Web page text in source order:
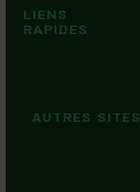
LIENS
RAPIDES
AUTRES SITES